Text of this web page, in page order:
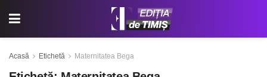
Acasă Etichetă Maternitatea Bega